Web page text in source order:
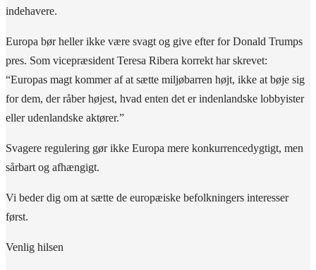
indehavere.
Europa bør heller ikke være svagt og give efter for Donald Trumps
pres. Som vicepræsident Teresa Ribera korrekt har skrevet:
“Europas magt kommer af at sætte miljøbarren højt, ikke at bøje sig
for dem, der råber højest, hvad enten det er indenlandske lobbyister
eller udenlandske aktører.”
Svagere regulering gør ikke Europa mere konkurrencedygtigt, men
sårbart og afhængigt.
Vi beder dig om at sætte de europæiske befolkningers interesser
først.
Venlig hilsen